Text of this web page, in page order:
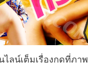
ไลน์เต็มเรื่องกดที่ภาพ